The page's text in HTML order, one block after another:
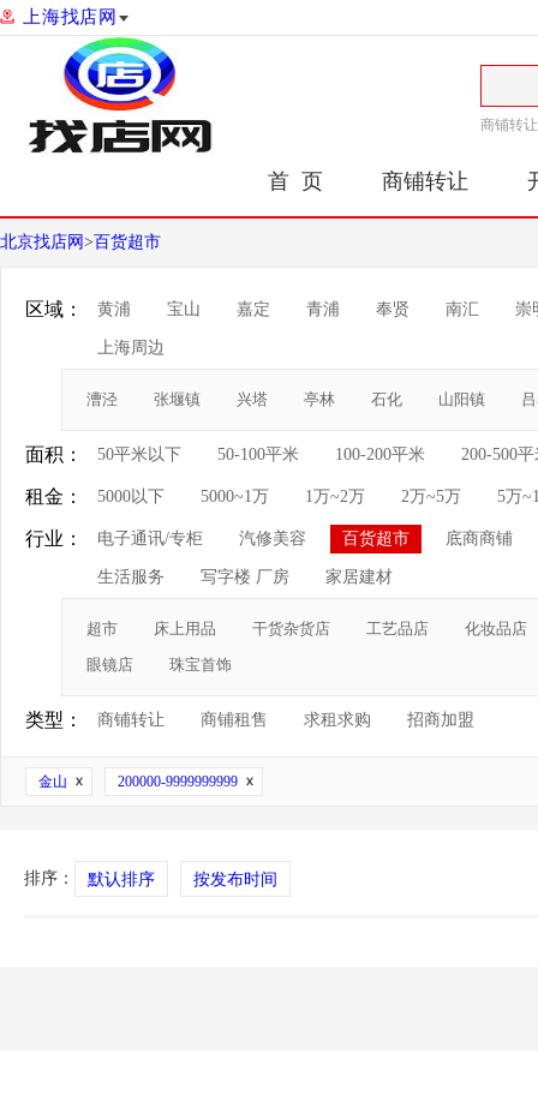
上海找店网
商铺转让
首 页 商铺转让
北京找店网 >百货超市
区域： 黄浦 宝山 嘉定 青浦 奉贤 南汇 崇
上海周边
漕泾 张堰镇 兴塔 亭林 石化 山阳镇
面积： 50平米以下 50-100平米 100-200平米 200-500
租金： 5000以下 5000~1万 1万~2万 2万~5万 5万
行业： 电子通讯/专柜 汽修美容 百货超市 底商商铺
生活服务 写字楼 厂房 家居建材
超市 床上用品 干货杂货店 工艺品店
化妆品店
眼镜店
珠宝首饰
类型： 商铺转让 商铺租售 求租求购 招商加盟
金山 200000-9999999999
排序： 默认排序 按发布时间